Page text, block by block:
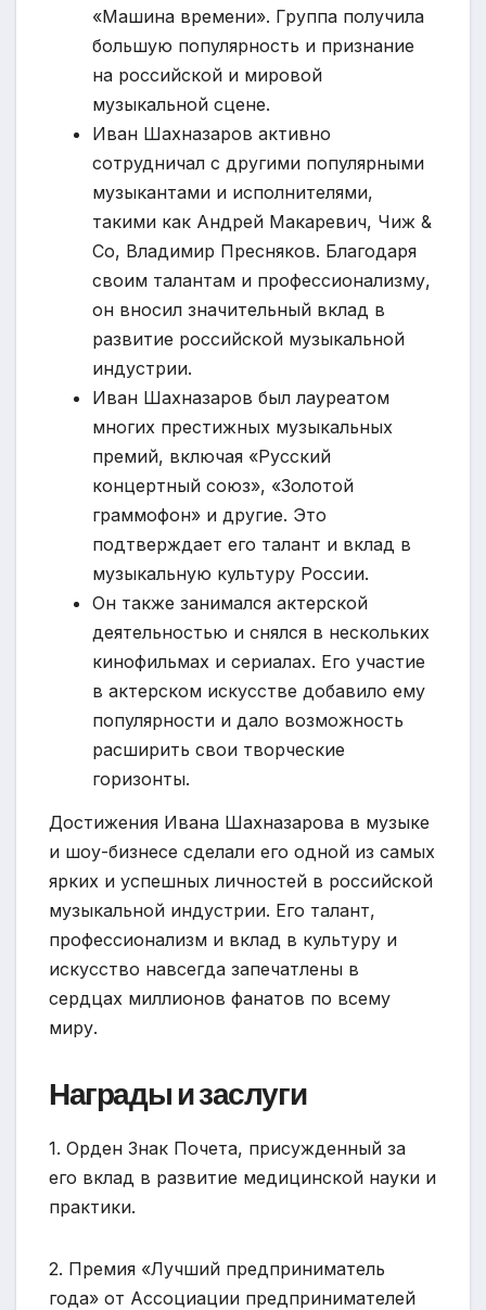
«Машина времени». Группа получила
большую популярность и признание
на российской и мировой
музыкальной сцене.
Иван Шахназаров активно
сотрудничал с другими популярными
музыкантами и исполнителями,
такими как Андрей Макаревич, Чиж &
Co, Владимир Пресняков. Благодаря
своим талантам и профессионализму,
он вносил значительный вклад в
развитие российской музыкальной
индустрии.
Иван Шахназаров был лауреатом
многих престижных музыкальных
премий, включая «Русский
концертный союз», «Золотой
граммофон» и другие. Это
подтверждает его талант и вклад в
музыкальную культуру России.
Он также занимался актерской
деятельностью и снялся в нескольких
кинофильмах и сериалах. Его участие
в актерском искусстве добавило ему
популярности и дало возможность
расширить свои творческие
горизонты.
Достижения Ивана Шахназарова в музыке
и шоу-бизнесе сделали его одной из самых
ярких и успешных личностей в российской
музыкальной индустрии. Его талант,
профессионализм и вклад в культуру и
искусство навсегда запечатлены в
сердцах миллионов фанатов по всему
миру.
Награды и заслуги
1. Орден Знак Почета, присужденный за
его вклад в развитие медицинской науки и
практики.
2. Премия «Лучший предприниматель
года» от Ассоциации предпринимателей